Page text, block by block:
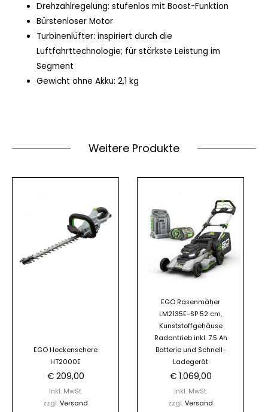
Drehzahlregelung: stufenlos mit Boost-Funktion
Bürstenloser Motor
Turbinenlüfter: inspiriert durch die
Luftfahrttechnologie; für stärkste Leistung im
Segment
Gewicht ohne Akku: 2,1 kg
Weitere Produkte
EGO Heckenschere
HT2000E
€209,00
Inkl. MwSt.
zzgl. Versand
EGO Rasenmäher
LM2135E-SP 52 cm,
Kunststoffgehäuse
Radantrieb inkl. 7.5 Ah
Batterie und Schnell-
Ladegerät
€1.069,00
Inkl. MwSt.
zzgl. Versand